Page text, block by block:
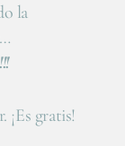
la
¡Es gratis!